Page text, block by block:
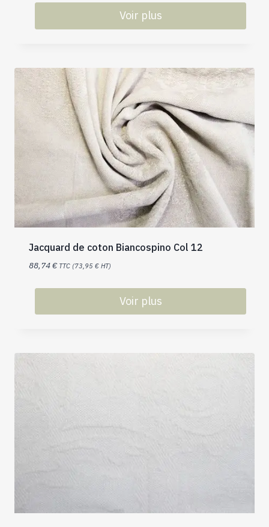
Voir plus
Jacquard de coton Biancospino Col 12
88,74€ TTC (73,95 € HT)
Voir plus